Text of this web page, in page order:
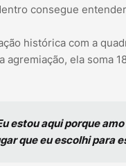
consegue
histórica com a
agremiação, ela soma
estou aqui porque
que eu escolhi para